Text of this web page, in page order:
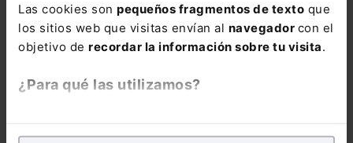
Las cookies son pequeños fragmentos de texto que
los sitios web que visitas envían al navegador con el
objetivo de recordar la información sobre tu visita.
¿Para qué las utilizamos?
RESPONSABILIDAD SUBSIDIARIA
RIESGO LABORAL SECTORIAL TARIFA